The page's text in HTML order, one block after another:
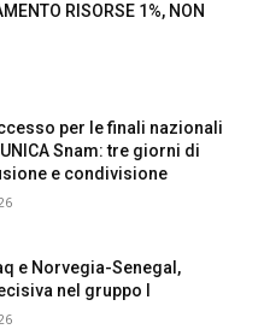
RISORSE 1%, NON
per le finali nazionali
Snam: tre giorni di
e condivisione
e Norvegia-Senegal,
nel gruppo I